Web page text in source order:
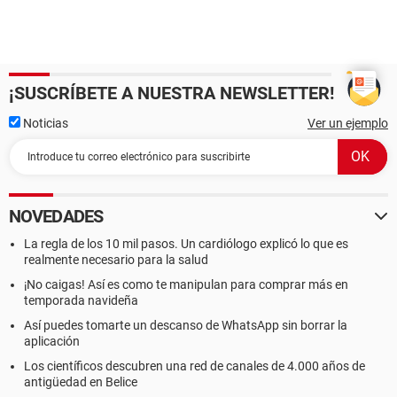
Boot, EDD, BBS
Standards soportados DMI, ACPI, PnP
Posibilidades de expansión PCI, USB
Fabricante To Be Filled By O.E.M.
Producto To Be Filled By O.E.M.
Número de serie To Be Filled By O.E.M.
Identificador único universal 00020003-00040005-
00060007-00080009
Tipo de arranque Botón marcha/parada
[ Placa base ]
Propiedades de la Placa Base:
Producto Wolfdale1333-D667.
¡SUSCRÍBETE A NUESTRA NEWSLETTER!
Noticias Ver un ejemplo
NOVEDADES
La regla de los 10 mil pasos. Un cardiólogo explicó lo que es
realmente necesario para la salud
¡No caigas! Así es como te manipulan para comprar más en
temporada navideña
Así puedes tomarte un descanso de WhatsApp sin borrar la
aplicación
Los científicos descubren una red de canales de 4.000 años de
antigüedad en Belice